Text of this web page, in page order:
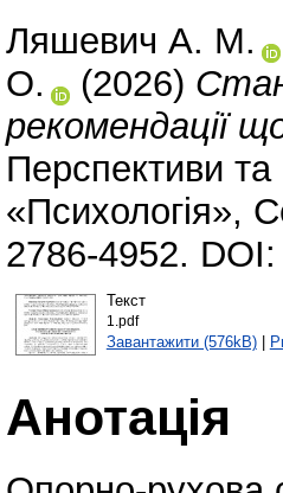
Ляшевич А. М.
О.
(2026)
рекомендації
Перспективи та
«Психологія»,
2786-4952. DOI:
Текст
1.pdf
Завантажити (576kB)|
Анотація